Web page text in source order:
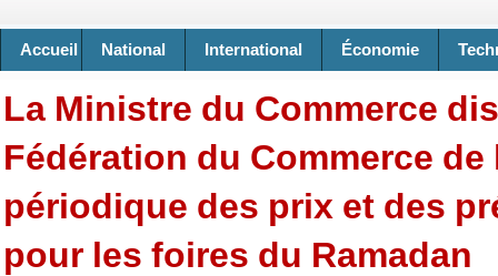
Accueil National International Économie
La Ministre du Commerce
Fédération du Commerce
périodique des prix et des
pour les foires du Ramadan